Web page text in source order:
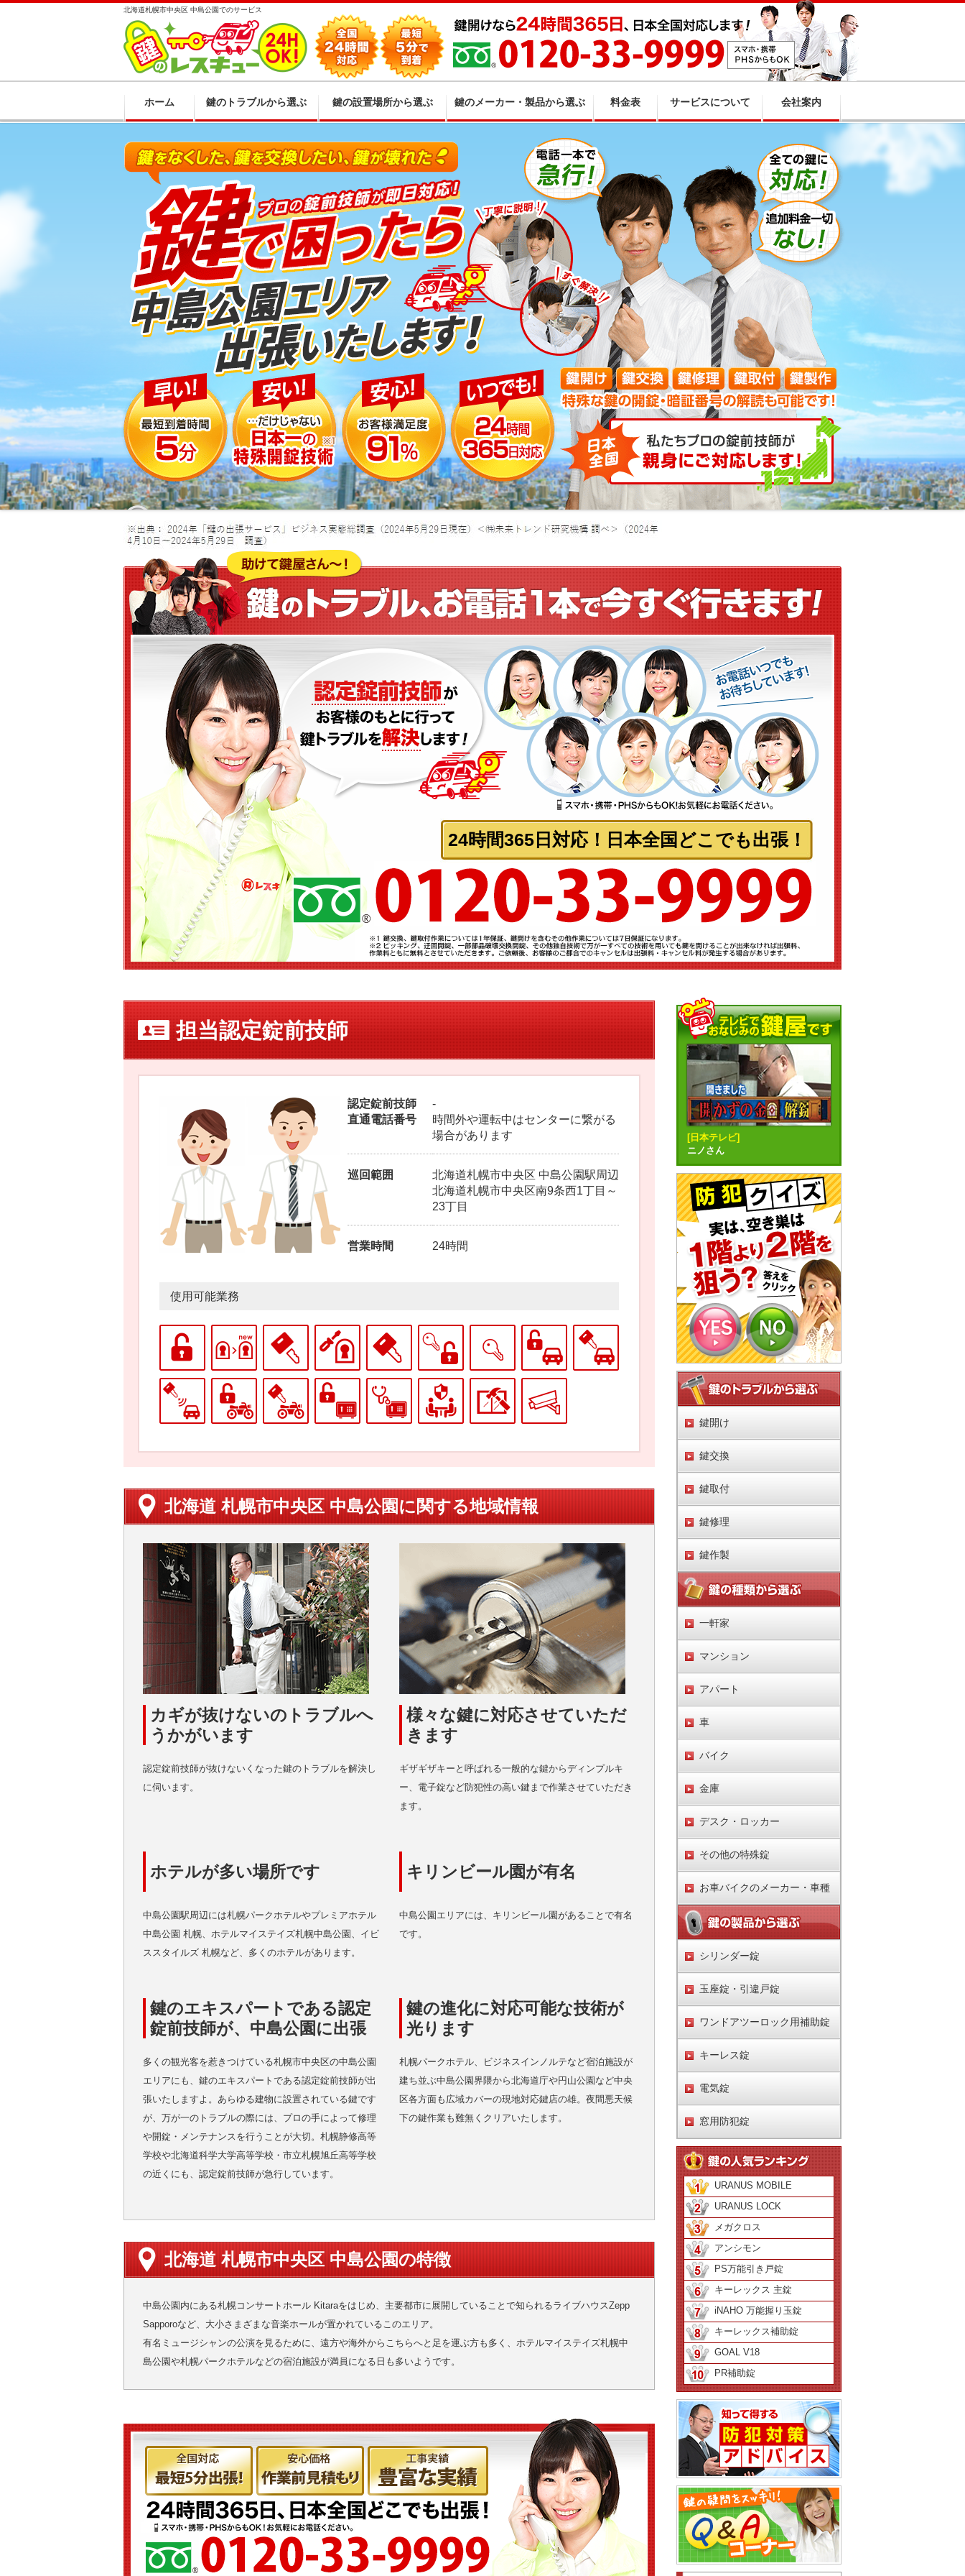
北海道札幌市中央区 中島公園でのサービス
ホーム 鍵のトラブルから選ぶ 鍵の設置場所から選ぶ 鍵のメーカー・製品から選ぶ 料金表 サービスについて 会社案内
24時間365日対応！日本全国どこでも出張！
担当認定錠前技師
認定錠前技師
直通電話番号
-
時間外や運転中はセンターに繋がる
場合があります
巡回範囲
北海道札幌市中央区 中島公園駅周辺
北海道札幌市中央区南9条西1丁目～
23丁目
営業時間 24時間
使用可能業務
北海道 札幌市中央区 中島公園に関する地域情報
カギが抜けないのトラブルへ
うかがいます
認定錠前技師が抜けないくなった鍵のトラブルを解決し
に伺います。
様々な鍵に対応させていただ
きます
ギザギザキーと呼ばれる一般的な鍵からディンプルキ
ー、電子錠など防犯性の高い鍵まで作業させていただき
ます。
ホテルが多い場所です
中島公園駅周辺には札幌パークホテルやプレミアホテル
中島公園 札幌、ホテルマイステイズ札幌中島公園、イビ
ススタイルズ 札幌など、多くのホテルがあります。
キリンビール園が有名
中島公園エリアには、キリンビール園があることで有名
です。
鍵のエキスパートである認定
錠前技師が、中島公園に出張
多くの観光客を惹きつけている札幌市中央区の中島公園
エリアにも、鍵のエキスパートである認定錠前技師が出
張いたしますよ。あらゆる建物に設置されている鍵です
が、万が一のトラブルの際には、プロの手によって修理
や開錠・メンテナンスを行うことが大切。札幌静修高等
学校や北海道科学大学高等学校・市立札幌旭丘高等学校
の近くにも、認定錠前技師が急行しています。
鍵の進化に対応可能な技術が
光ります
札幌パークホテル、ビジネスインノルテなど宿泊施設が
建ち並ぶ中島公園界隈から北海道庁や円山公園など中央
区各方面も広域カバーの現地対応鍵店の雄。夜間悪天候
下の鍵作業も難無くクリアいたします。
北海道 札幌市中央区 中島公園の特徴
中島公園内にある札幌コンサートホール Kitaraをはじめ、主要都市に展開していることで知られるライブハウスZepp
Sapporoなど、大小さまざまな音楽ホールが置かれているこのエリア。
有名ミュージシャンの公演を見るために、遠方や海外からこちらへと足を運ぶ方も多く、ホテルマイステイズ札幌中
島公園や札幌パークホテルなどの宿泊施設が満員になる日も多いようです。
[日本テレビ]
ニノさん
鍵開け
鍵交換
鍵取付
鍵修理
鍵作製
一軒家
マンション
アパート
車
バイク
金庫
デスク・ロッカー
その他の特殊錠
お車バイクのメーカー・車種
シリンダー錠
玉座錠・引違戸錠
ワンドアツーロック用補助錠
キーレス錠
電気錠
窓用防犯錠
URANUS MOBILE
URANUS LOCK
メガクロス
アンシモン
PS万能引き戸錠
キーレックス 主錠
iNAHO 万能握り玉錠
キーレックス補助錠
GOAL V18
PR補助錠